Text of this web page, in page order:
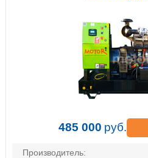
485 000 руб.
Производитель: